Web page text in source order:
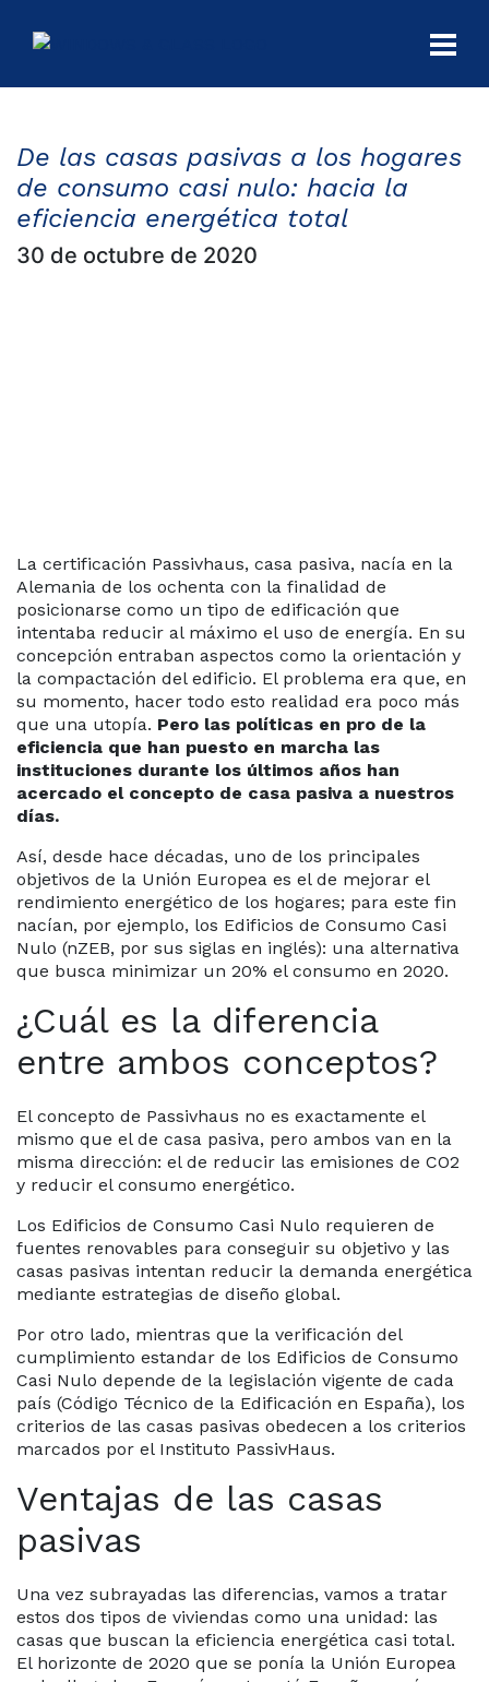
De las casas pasivas a los hogares
de consumo casi nulo: hacia la
eficiencia energética total
30 de octubre de 2020
La certificación Passivhaus, casa pasiva, nacía en la
Alemania de los ochenta con la finalidad de
posicionarse como un tipo de edificación que
intentaba reducir al máximo el uso de energía. En su
concepción entraban aspectos como la orientación y
la compactación del edificio. El problema era que, en
su momento, hacer todo esto realidad era poco más
que una utopía. Pero las políticas en pro de la
eficiencia que han puesto en marcha las
instituciones durante los últimos años han
acercado el concepto de casa pasiva a nuestros
días.
Así, desde hace décadas, uno de los principales
objetivos de la Unión Europea es el de mejorar el
rendimiento energético de los hogares; para este fin
nacían, por ejemplo, los Edificios de Consumo Casi
Nulo (nZEB, por sus siglas en inglés): una alternativa
que busca minimizar un 20% el consumo en 2020.
¿Cuál es la diferencia
entre ambos conceptos?
El concepto de Passivhaus no es exactamente el
mismo que el de casa pasiva, pero ambos van en la
misma dirección: el de reducir las emisiones de CO2
y reducir el consumo energético.
Los Edificios de Consumo Casi Nulo requieren de
fuentes renovables para conseguir su objetivo y las
casas pasivas intentan reducir la demanda energética
mediante estrategias de diseño global.
Por otro lado, mientras que la verificación del
cumplimiento estandar de los Edificios de Consumo
Casi Nulo depende de la legislación vigente de cada
país (Código Técnico de la Edificación en España), los
criterios de las casas pasivas obedecen a los criterios
marcados por el Instituto PassivHaus.
Ventajas de las casas
pasivas
Una vez subrayadas las diferencias, vamos a tratar
estos dos tipos de viviendas como una unidad: las
casas que buscan la eficiencia energética casi total.
El horizonte de 2020 que se ponía la Unión Europea